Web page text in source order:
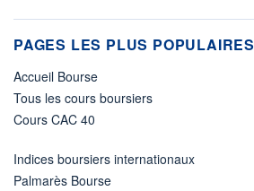
PAGES LES PLUS POPULAIRES
Accueil Bourse
Tous les cours boursiers
Cours CAC 40
Indices boursiers internationaux
Palmarès Bourse